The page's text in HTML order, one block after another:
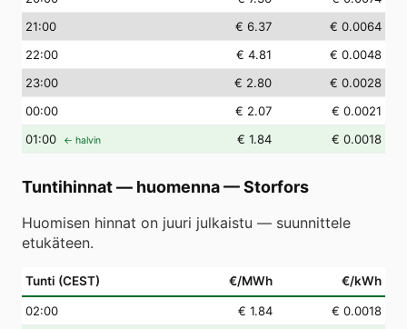
21:00 € 6.37
€ 0.0064
22:00 € 4.81
€ 0.0048
23:00 € 2.80
€ 0.0028
00:00 € 2.07
€ 0.0021
01:00 ← halvin € 1.84 € 0.0018
Tuntihinnat — huomenna—Storfors
Huomisen hinnat on juuri julkaistu — suunnittele
etukäteen.
Tunti (CEST) €/MWh €/kWh
02:00 € 1.84
€ 0.0018